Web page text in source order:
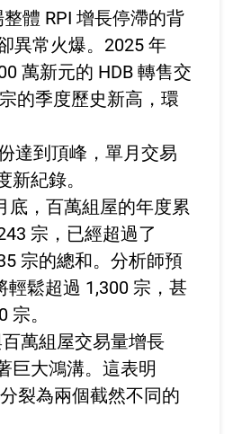
體 RPI 增長停滯的背
異常火爆。2025 年
萬新元的 HDB 轉售交
的季度歷史新高，環
達到頂峰，單月交易
新紀錄。
底，百萬組屋的年度累
宗，已經超過了
宗的總和。分析師預
輕鬆超過 1,300 宗，甚
宗。
百萬組屋交易量增長
巨大鴻溝。這表明
裂為兩個截然不同的